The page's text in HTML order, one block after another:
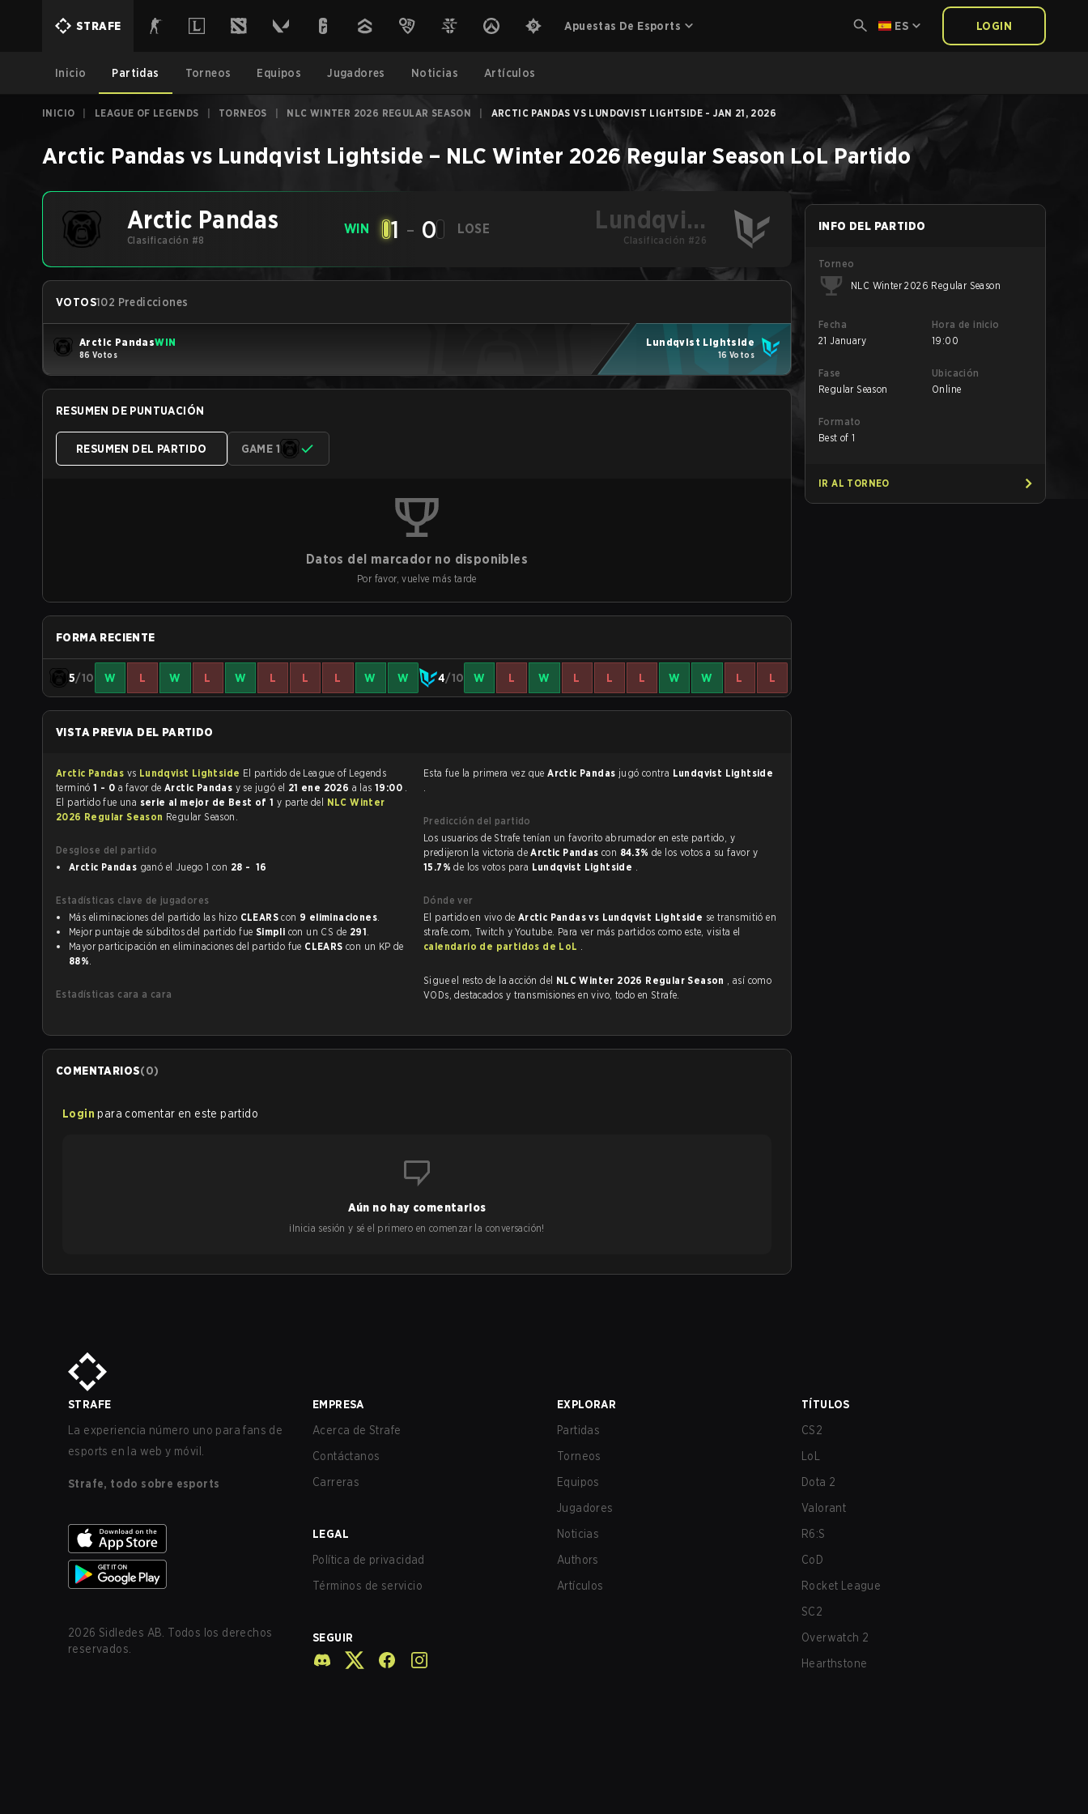
STRAFE Apuestas De Esports ES LOGIN
Inicio Partidas Torneos Equipos Jugadores Noticias Artículos
INICIO LEAGUE OF LEGENDS TORNEOS NLC WINTER 2026 REGULAR SEASON ARCTIC PANDAS VS LUNDQVIST LIGHTSIDE - JAN 21, 2026
Arctic Pandas vs Lundqvist Lightside – NLC Winter 2026 Regular Season LoL Partido
Arctic Pandas
Clasificación #8
WIN 1 - 0 LOSE
Lundqvist
Lightside
Clasificación #26
VOTOS102 Predicciones
Arctic PandasWIN
86 Votos
Lundqvist Lightside
16 Votos
RESUMEN DE PUNTUACIÓN
RESUMEN DEL PARTIDO GAME 1
Datos del marcador no disponibles
Por favor, vuelve más tarde
FORMA RECIENTE
5/10 W L W L W L L L W W 4/10 W L W L L L W W L L
VISTA PREVIA DEL PARTIDO
Arctic Pandas vs Lundqvist Lightside El partido de League of Legends
terminó1 - 0 a favor de Arctic Pandas y se jugó el 21 ene 2026 a las 19:00 .
El partido fue una serie al mejor de Best of 1 y parte del NLC Winter
2026 Regular Season Regular Season.
Desglose del partido
Arctic Pandas
ganó el Juego 1 con 28 - 16
Estadísticas clave de jugadores
Más eliminaciones del partido las hizo CLEARScon 9 eliminaciones.
Mejor puntaje de súbditos del partido fue Simpli con un CS de 291.
Mayor participación en eliminaciones del partido fue CLEARS
con un KP de
88%.
Estadísticas cara a cara
Esta fue la primera vez queArctic Pandas jugó contra Lundqvist Lightside
.
Predicción del partido
Los usuarios de Strafe tenían un favorito abrumador en este partido, y
predijeron la victoria deArctic Pandas con 84.3% de los votos a su favor y
15.7%de los votos para Lundqvist Lightside .
Dónde ver
El partido en vivo de Arctic Pandas vs Lundqvist Lightside se transmitió en
strafe.com, Twitch y Youtube. Para ver más partidos como este, visita el
calendario de partidos de LoL .
Sigue el resto de la acción del NLC Winter 2026 Regular Season , así como
VODs, destacados y transmisiones en vivo, todo en Strafe.
COMENTARIOS(0)
Login para comentar en este partido
Aún no hay comentarios
¡Inicia sesión y sé el primero en comenzar la conversación!
INFO DEL PARTIDO
Torneo
NLC Winter 2026 Regular Season
Fecha
21 January
Hora de inicio
19:00
Fase
Regular Season
Ubicación
Online
Formato
Best of 1
IR AL TORNEO
STRAFE
La experiencia número uno para fans de
esports en la web y móvil.
Strafe, todo sobre esports
2026 Sidledes AB. Todos los derechos
reservados.
EMPRESA
Acerca de Strafe
Contáctanos
Carreras
LEGAL
Política de privacidad
Términos de servicio
SEGUIR
EXPLORAR
Partidas
Torneos
Equipos
Jugadores
Noticias
Authors
Artículos
TÍTULOS
CS2
LoL
Dota 2
Valorant
R6:S
CoD
Rocket League
SC2
Overwatch 2
Hearthstone